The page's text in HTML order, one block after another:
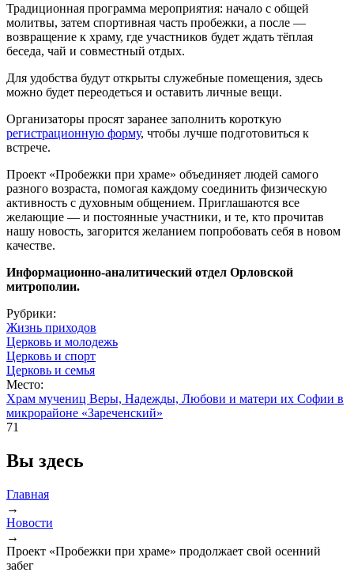
Традиционная программа мероприятия: начало с общей
молитвы, затем спортивная часть пробежки, а после —
возвращение к храму, где участников будет ждать тёплая
беседа, чай и совместный отдых.
Для удобства будут открыты служебные помещения, здесь
можно будет переодеться и оставить личные вещи.
Организаторы просят заранее заполнить короткую
регистрационную форму, чтобы лучше подготовиться к
встрече.
Проект «Пробежки при храме» объединяет людей самого
разного возраста, помогая каждому соединить физическую
активность с духовным общением. Приглашаются все
желающие — и постоянные участники, и те, кто прочитав
нашу новость, загорится желанием попробовать себя в новом
качестве.
Информационно-аналитический отдел Орловской
митрополии.
Рубрики:
Жизнь приходов
Церковь и молодежь
Церковь и спорт
Церковь и семья
Место:
Храм мучениц Веры, Надежды, Любови и матери их Софии в
микрорайоне «Зареченский»
71
Вы здесь
Главная
→
Новости
→
Проект «Пробежки при храме» продолжает свой осенний
забег